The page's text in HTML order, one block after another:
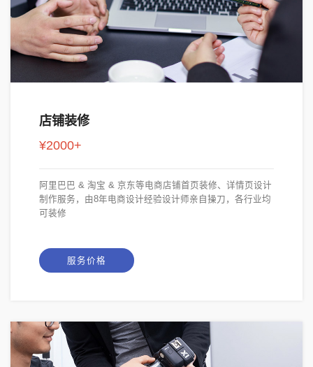
店铺装修
¥2000+
阿里巴巴 & 淘宝 & 京东等电商店铺首页装修、详情页设计
制作服务，由8年电商设计经验设计师亲自操刀，各行业均
可装修
服务价格